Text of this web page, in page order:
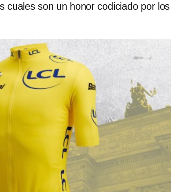
cuales son un honor codiciado por los